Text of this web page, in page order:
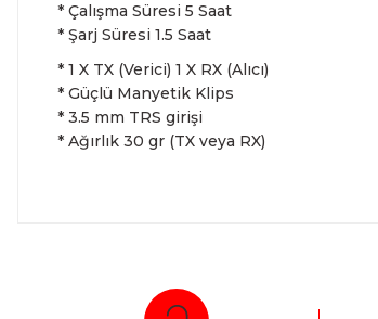
* Çalışma Süresi 5 Saat
* Şarj Süresi 1.5 Saat
* 1 X TX (Verici) 1 X RX (Alıcı)
* Güçlü Manyetik Klips
* 3.5 mm TRS girişi
* Ağırlık 30 gr (TX veya RX)